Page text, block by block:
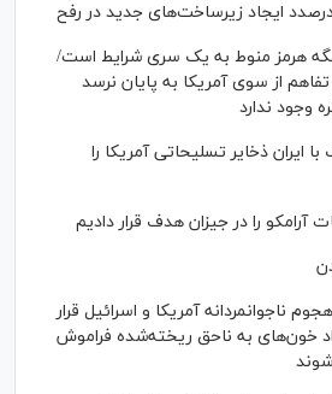
ایجاد زیرساخت‌های جدید در رفح
هرمز منوط به یک سری شرایط است/
از سوی آمریکا به پایان نرسد
وجود ندارد
ایران ذخایر تسلیحاتی آمریکا را
را در جیزان هدف قرار دادیم
ناجوانمردانه آمریکا و اسرائیل قرار
خون‌های به ناحق ریخته‌شده فراموش